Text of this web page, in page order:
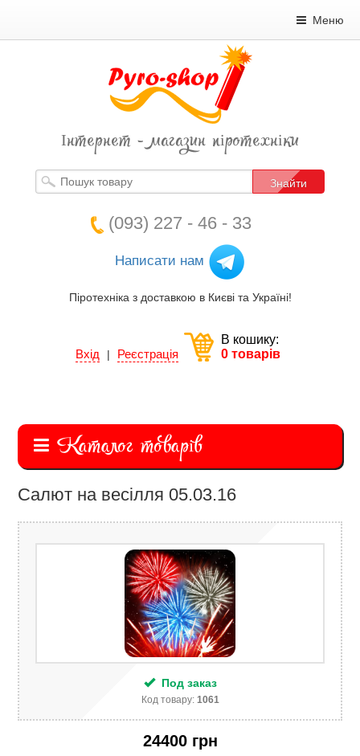
Меню
Інтернет - магазин піротехніки
Знайти
(093) 227 - 46 - 33
Написати нам
Піротехніка з доставкою в Києві та Україні!
Вхід | Реєстрація
В кошику:
0 товарів
Каталог товарів
Салют на весілля 05.03.16
Под заказ
Код товару: 1061
24400 грн